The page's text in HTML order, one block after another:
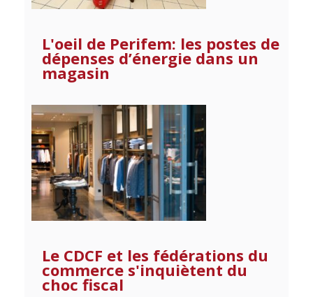
L'oeil de Perifem: les postes de
dépenses d’énergie dans un
magasin
Le CDCF et les fédérations du
commerce s'inquiètent du
choc fiscal